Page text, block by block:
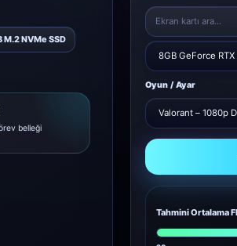
M.2 NVMe SSD
belleği
Oyun / Ayar
Tahmini Ortalama